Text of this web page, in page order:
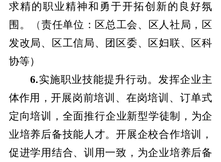
求精的职业精神和勇于开拓创新的良好氛
围。
（责任单位：区总工会、区人社局，区
发改局、区工信局、团区委、区妇联、区科
协等）
6.实施职业技能提升行动。发挥企业主
体作用，开展岗前培训、在岗培训、订单式
定向培训，全面推行企业新型学徒制， 为企
业培养后备技能人才。开展企校合作培训，
促进学用结合、训用一致，为企业培养后备